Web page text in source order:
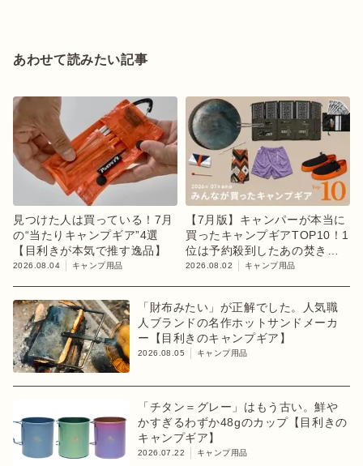
あわせて読みたい記事
見つけた人は買っている！7月
の“当たりキャンプギア”4選
【目利きが本気で推す逸品】
2026.08.04 キャンプ用品
【7月版】キャンパーが本当に
買ったキャンプギアTOP10！1
位は予約殺到したあの焚き火
台
2026.08.02 キャンプ用品
「財布みたい」が正解でした。人気職
人ブランドの名作ホットサンドメーカ
ー【目利きのキャンプギア】
2026.08.05 キャンプ用品
「チタン＝グレー」はもう古い。鮮や
かすぎるわずか48gのカップ【目利きの
キャンプギア】
2026.07.22 キャンプ用品